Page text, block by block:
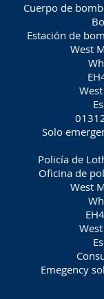
Cuerpo de
Estación de
West
Solo
Policía de
Oficina de
West
Emegency